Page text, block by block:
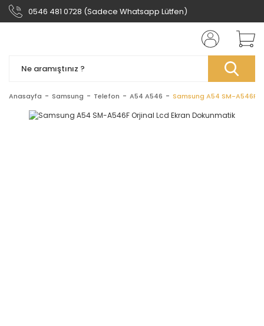
0546 481 0728 (Sadece Whatsapp Lütfen)
Anasayfa Samsung Telefon A54 A546 Samsung A54 SM-A546F